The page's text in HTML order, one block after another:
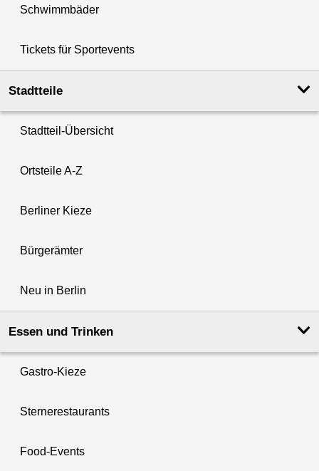
Schwimmbäder
Tickets für Sportevents
Stadtteile
Stadtteil-Übersicht
Ortsteile A-Z
Berliner Kieze
Bürgerämter
Neu in Berlin
Essen und Trinken
Gastro-Kieze
Sternerestaurants
Food-Events